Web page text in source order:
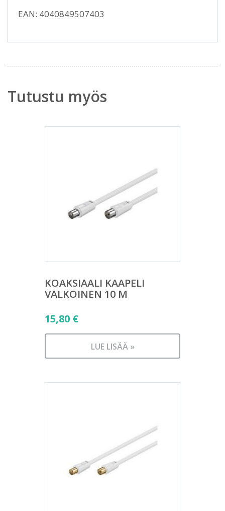
EAN: 4040849507403
Tutustu myös
KOAKSIAALI KAAPELI
VALKOINEN 10 M
15,80 €
LUE LISÄÄ »